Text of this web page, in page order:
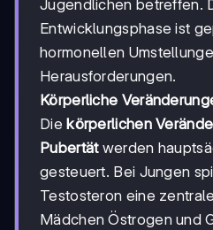
Jugendlichen betreffen.
Entwicklungsphase ist
hormonellen
Herausforderungen.
Körperliche
Die körperlichen
Pubertätwerden
gesteuert. Bei Jungen
Testosteron eine
Mädchen Östrogen und